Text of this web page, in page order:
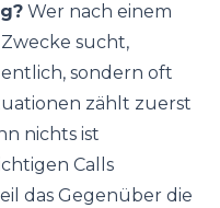
Wer nach einem
sucht,
sondern oft
zählt zuerst
nichts ist
Calls
das Gegenüber die